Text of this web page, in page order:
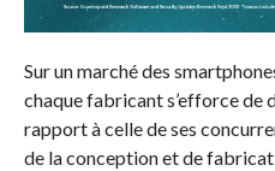
Sur un marché des
chaque fabricant s’efforce
rapport à celle de ses
de la conception et de